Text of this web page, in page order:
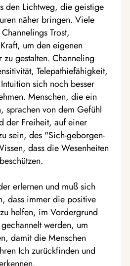
den Lichtweg, die geistige
näher bringen. Viele
Trost,
um den eigenen
zu gestalten. Channeling
Telepathiefähigkeit,
sich noch besser
Menschen, die ein
sprachen von dem Gefühl
der Freiheit, auf einer
sein, des "Sich-geborgen-
dass die Wesenheiten
erlernen und muß sich
dass immer die positive
helfen, im Vordergrund
werden, um
damit die Menschen
Ich zurückfinden und